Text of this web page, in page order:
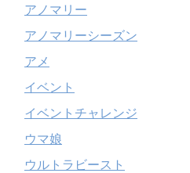
アノマリー
アノマリーシーズン
アメ
イベント
イベントチャレンジ
ウマ娘
ウルトラビースト